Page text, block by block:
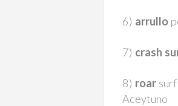
6) arrullo
7) crash
8) roar
Aceytuno